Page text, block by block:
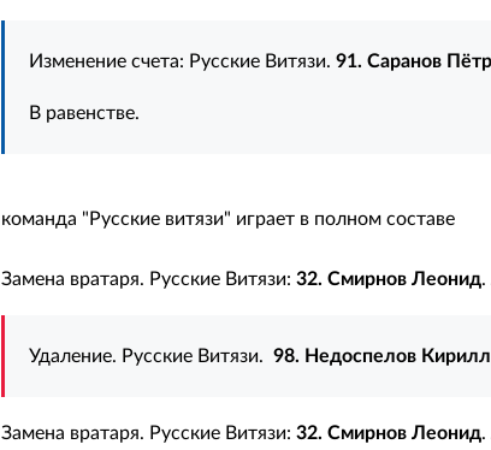
Изменение счета: Русские Витязи. 91. Саранов Пётр
В равенстве.
команда "Русские витязи" играет в полном составе
Замена вратаря. Русские Витязи: 32. Смирнов Леонид.
Удаление. Русские Витязи. 98. Недоспелов Кирилл
Замена вратаря. Русские Витязи: 32. Смирнов Леонид.